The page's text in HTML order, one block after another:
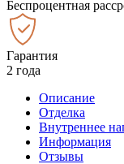
Беспроцентная
Гарантия
2 года
Описание
Отделка
Внутреннее
Информация
Отзывы